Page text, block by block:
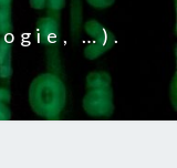
…).